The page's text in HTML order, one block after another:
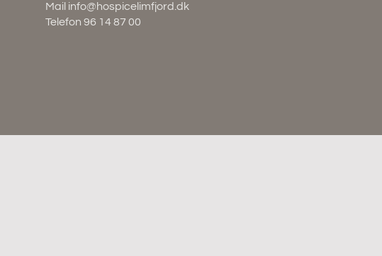
Mail info@hospicelimfjord.dk
Telefon 96 14 87 00